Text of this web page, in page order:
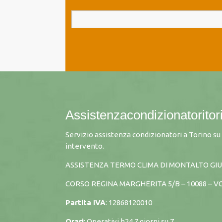
Servizio assistenza condizionatori a Torino
intervento.
ASSISTENZA TERMO CLIMA DI MONTALTO
CORSO REGINA MARGHERITA 5/B – 10088 –
Partita IVA: 12868120010